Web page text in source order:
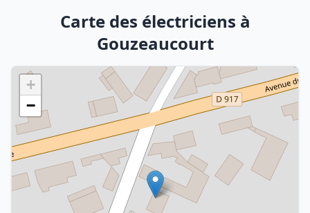
Carte des électriciens à
Gouzeaucourt
+
−